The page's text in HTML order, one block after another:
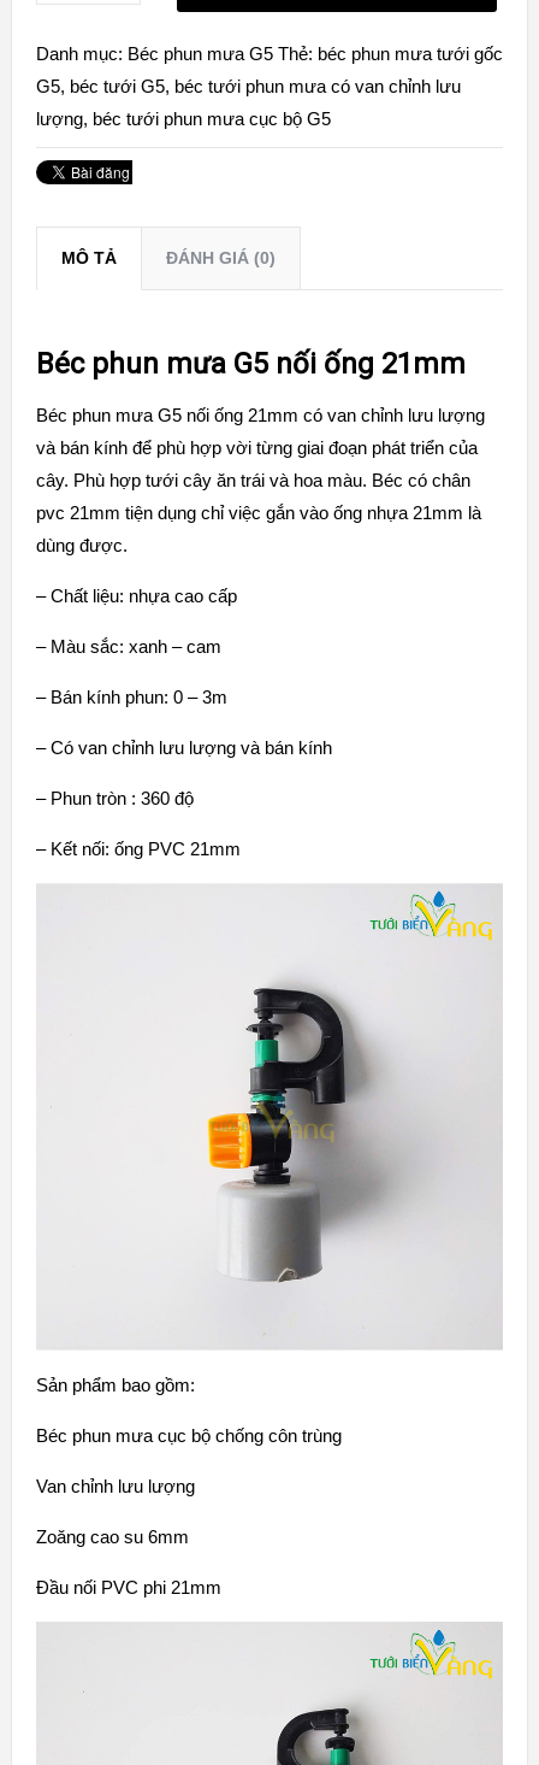
Danh mục: Béc phun mưa G5 Thẻ: béc phun mưa tưới gốc
G5, béc tưới G5, béc tưới phun mưa có van chỉnh lưu
lượng, béc tưới phun mưa cục bộ G5
MÔ TẢ ĐÁNH GIÁ (0)
Béc phun mưa G5 nối ống 21mm
Béc phun mưa G5 nối ống 21mm có van chỉnh lưu lượng
và bán kính để phù hợp vời từng giai đoạn phát triển của
cây. Phù hợp tưới cây ăn trái và hoa màu. Béc có chân
pvc 21mm tiện dụng chỉ việc gắn vào ống nhựa 21mm là
dùng được.
– Chất liệu: nhựa cao cấp
– Màu sắc: xanh – cam
– Bán kính phun: 0 – 3m
– Có van chỉnh lưu lượng và bán kính
– Phun tròn : 360 độ
– Kết nối: ống PVC 21mm
Sản phẩm bao gồm:
Béc phun mưa cục bộ chống côn trùng
Van chỉnh lưu lượng
Zoăng cao su 6mm
Đầu nối PVC phi 21mm